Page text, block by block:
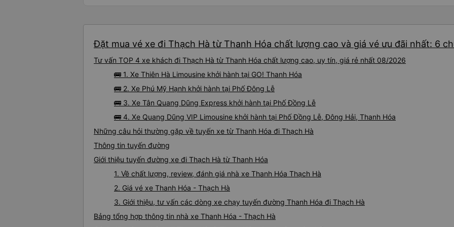
Đặt mua vé xe đi Thạch Hà từ Thanh Hóa chất lượng cao và giá vé ưu đãi nhất: 6
Tư vấn TOP 4 xe khách đi Thạch Hà từ Thanh Hóa chất lượng cao, uy tín, giá rẻ nhất 08/2026
🚌 1. Xe Thiên Hà Limousine khởi hành tại GO! Thanh Hóa
🚌 2. Xe Phú Mỹ Hạnh khởi hành tại Phố Đông Lễ
🚌 3. Xe Tân Quang Dũng Express khởi hành tại Phố Đồng Lễ
🚌 4. Xe Quang Dũng VIP Limousine khởi hành tại Phố Đồng Lễ, Đông Hải, Thanh Hóa
Những câu hỏi thường gặp về tuyến xe từ Thanh Hóa đi Thạch Hà
Thông tin tuyến đường
Giới thiệu tuyến đường xe đi Thạch Hà từ Thanh Hóa
1. Về chất lượng, review, đánh giá nhà xe Thanh Hóa Thạch Hà
2. Giá vé xe Thanh Hóa - Thạch Hà
3. Giới thiệu, tư vấn các dòng xe chạy tuyến đường Thanh Hóa đi Thạch Hà
Bảng tổng hợp thông tin nhà xe Thanh Hóa - Thạch Hà